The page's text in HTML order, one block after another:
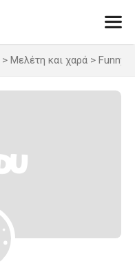
> Μελέτη και χαρά > Funny